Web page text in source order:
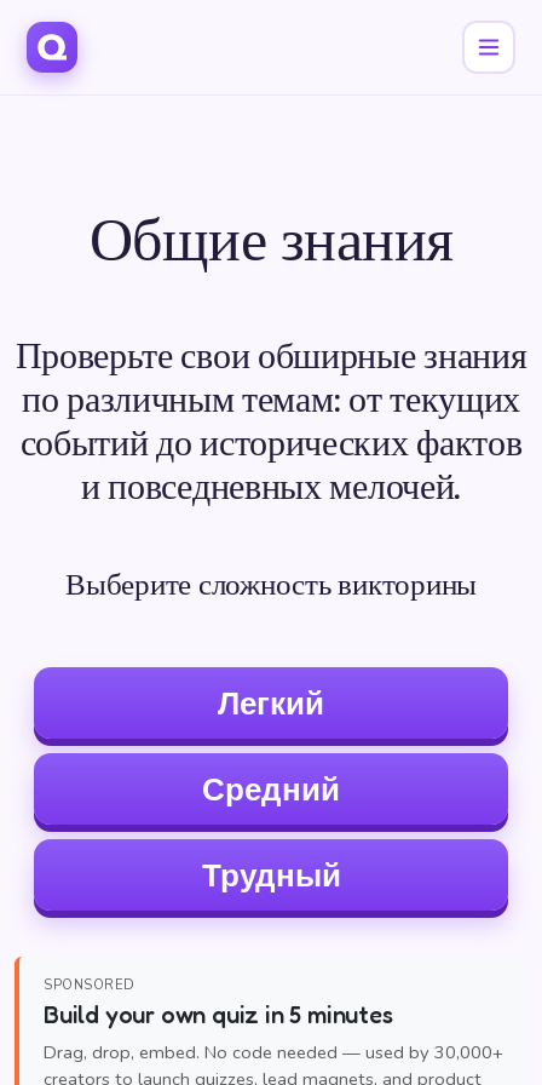
Общие знания
Проверьте свои обширные знания
по различным темам: от текущих
событий до исторических фактов
и повседневных мелочей.
Выберите сложность викторины
Легкий
Средний
Трудный
SPONSORED
Build your own quiz in 5 minutes
Drag, drop, embed. No code needed — used by 30,000+
creators to launch quizzes, lead magnets, and product